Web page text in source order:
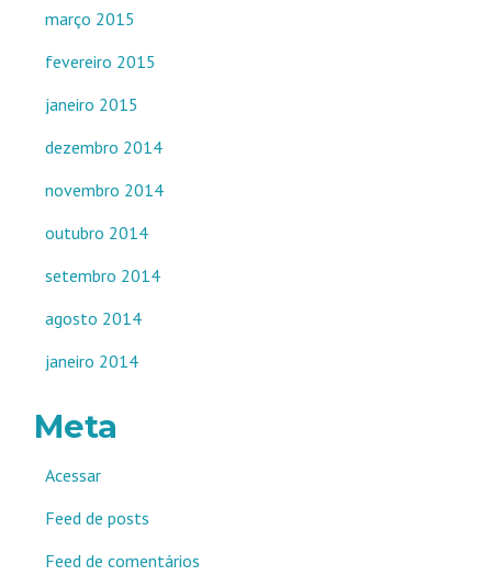
março 2015
fevereiro 2015
janeiro 2015
dezembro 2014
novembro 2014
outubro 2014
setembro 2014
agosto 2014
janeiro 2014
Meta
Acessar
Feed de posts
Feed de comentários